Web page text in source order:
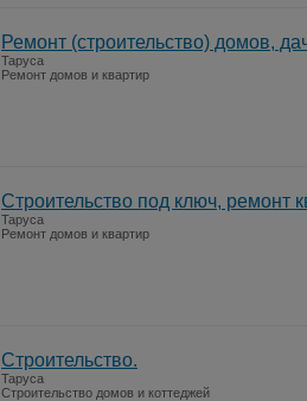
Ремонт (строительство) домов,
Таруса
Ремонт домов и квартир
Строительство под ключ, ремонт
Таруса
Ремонт домов и квартир
Строительство.
Таруса
Строительство домов и коттеджей